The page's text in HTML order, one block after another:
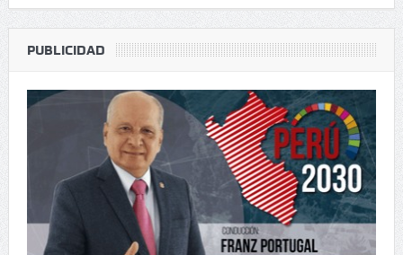
cultural de
PUBLICIDAD